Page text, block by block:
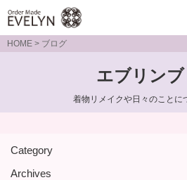
HOME > ブログ
エブリン
着物リメイクや日々のことに
Category
Archives